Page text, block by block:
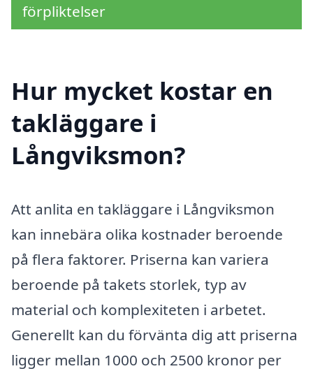
förpliktelser
Hur mycket kostar en
takläggare i
Långviksmon?
Att anlita en takläggare i Långviksmon
kan innebära olika kostnader beroende
på flera faktorer. Priserna kan variera
beroende på takets storlek, typ av
material och komplexiteten i arbetet.
Generellt kan du förvänta dig att priserna
ligger mellan 1000 och 2500 kronor per